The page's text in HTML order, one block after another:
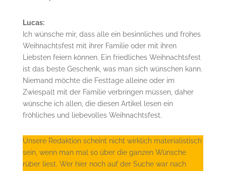
Lucas:
Ich wünsche mir, dass alle ein besinnliches und frohes
Weihnachtsfest mit ihrer Familie oder mit ihren
Liebsten feiern können. Ein friedliches Weihnachtsfest
ist das beste Geschenk, was man sich wünschen kann.
Niemand möchte die Festtage alleine oder im
Zwiespalt mit der Familie verbringen müssen, daher
wünsche ich allen, die diesen Artikel lesen ein
fröhliches und liebevolles Weihnachtsfest.
Unsere Redaktion scheint nicht wirklich materialistisch
sein, wenn man mal so über die ganzen Wünsche
rüber liest. Wer hier noch auf der Suche war nach